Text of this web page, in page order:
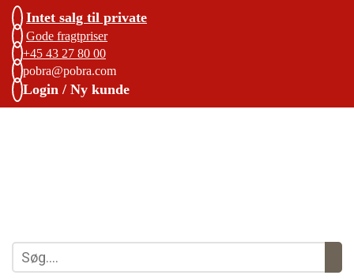
Intet salg til private
Gode fragtpriser
+45 43 27 80 00
pobra@pobra.com
Login / Ny kunde